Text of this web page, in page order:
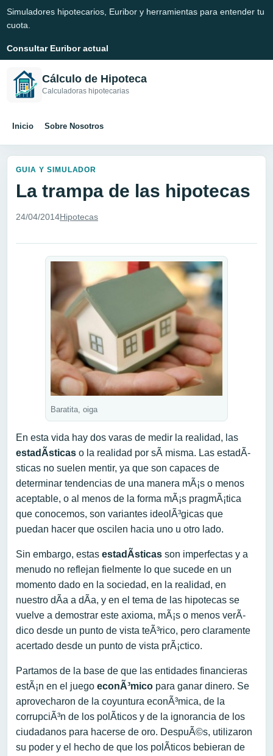
Simuladores hipotecarios, Euribor y herramientas para entender tu
cuota.
Consultar Euribor actual
Cálculo de Hipoteca
Calculadoras hipotecarias
Inicio Sobre Nosotros
GUIA Y SIMULADOR
La trampa de las hipotecas
24/04/2014Hipotecas
Baratita, oiga
En esta vida hay dos varas de medir la realidad, las
estadÃ­sticas o la realidad por sÃ­ misma. Las estadÃ­
sticas no suelen mentir, ya que son capaces de
determinar tendencias de una manera mÃ¡s o menos
aceptable, o al menos de la forma mÃ¡s pragmÃ¡tica
que conocemos, son variantes ideolÃ³gicas que
puedan hacer que oscilen hacia uno u otro lado.
Sin embargo, estas estadÃ­sticas son imperfectas y a
menudo no reflejan fielmente lo que sucede en un
momento dado en la sociedad, en la realidad, en
nuestro dÃ­a a dÃ­a, y en el tema de las hipotecas se
vuelve a demostrar este axioma, mÃ¡s o menos verÃ­
dico desde un punto de vista teÃ³rico, pero claramente
acertado desde un punto de vista prÃ¡ctico.
Partamos de la base de que las entidades financieras
estÃ¡n en el juego econÃ³mico para ganar dinero. Se
aprovecharon de la coyuntura econÃ³mica, de la
corrupciÃ³n de los polÃ­ticos y de la ignorancia de los
ciudadanos para hacerse de oro. DespuÃ©s, utilizaron
su poder y el hecho de que los polÃ­ticos bebieran de